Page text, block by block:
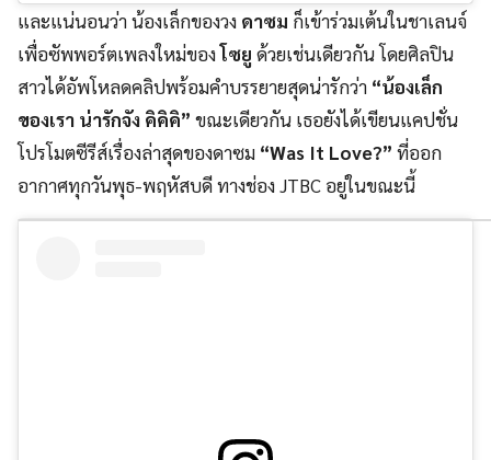
และแน่นอนว่า น้องเล็กของวง ดาซม ก็เข้าร่วมเต้นในชาเลนจ์
เพื่อซัพพอร์ตเพลงใหม่ของโซยู ด้วยเช่นเดียวกัน โดยศิลปิน
สาวได้อัพโหลดคลิปพร้อมคำบรรยายสุดน่ารักว่า “น้องเล็ก
ของเรา น่ารักจัง คิคิคิ” ขณะเดียวกัน เธอยังได้เขียนแคปชั่น
โปรโมตซีรีส์เรื่องล่าสุดของดาซม “Was It Love?” ที่ออก
อากาศทุกวันพุธ-พฤหัสบดี ทางช่อง JTBC อยู่ในขณะนี้